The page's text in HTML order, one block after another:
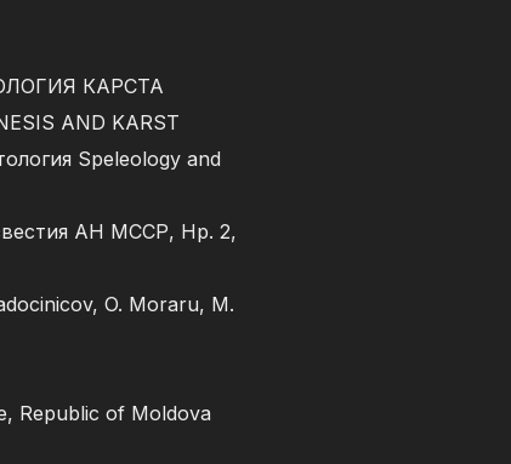
КАРСТА
AND KARST
Speleology and
АН МССР, Нр. 2,
O. Moraru, M.
Republic of Moldova